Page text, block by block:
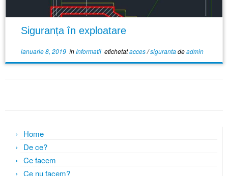
Siguranța în exploatare
ianuarie 8, 2019înInformatii etichetatacces/sigurantadeadmin
Home
De ce?
Ce facem
Ce nu facem?